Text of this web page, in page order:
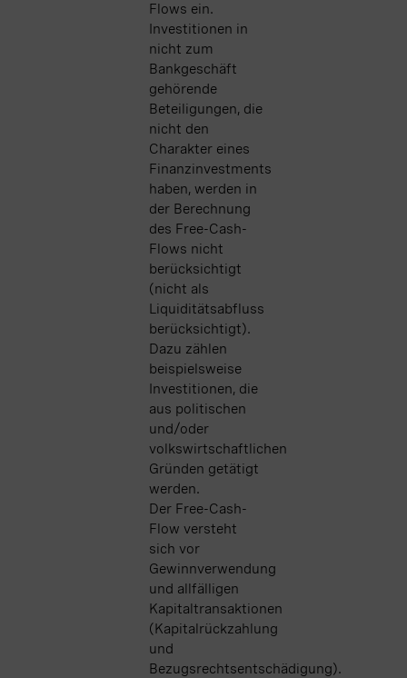
Flows ein.
Investitionen in
nicht zum
Bankgeschäft
gehörende
Beteiligungen, die
nicht den
Charakter eines
Finanzinvestments
haben, werden in
der Berechnung
des Free-Cash-
Flows nicht
berücksichtigt
(nicht als
Liquiditätsabfluss
berücksichtigt).
Dazu zählen
beispielsweise
Investitionen, die
aus politischen
und/oder
volkswirtschaftlichen
Gründen getätigt
werden.
Der Free-Cash-
Flow versteht
sich vor
Gewinnverwendung
und allfälligen
Kapitaltransaktionen
(Kapitalrückzahlung
und
Bezugsrechtsentschädigung).